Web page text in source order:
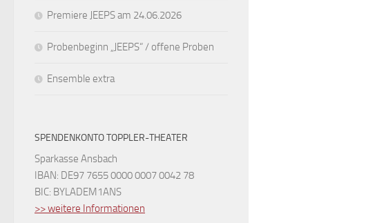
Premiere JEEPS am 24.06.2026
Probenbeginn „JEEPS“ / offene Proben
Ensemble extra
SPENDENKONTO TOPPLER-THEATER
Sparkasse Ansbach
IBAN: DE97 7655 0000 0007 0042 78
BIC: BYLADEM1ANS
>> weitere Informationen